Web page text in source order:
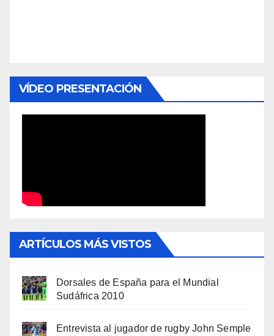
VÍDEO PRESENTACIÓN
ARTÍCULOS MÁS VISTOS
Dorsales de España para el Mundial
Sudáfrica 2010
Entrevista al jugador de rugby John Semple